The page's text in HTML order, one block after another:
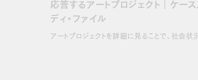
応答するアートプロジェクト｜ケー
ディ・ファイル
アートプロジェクトを詳細に見ることで、社会